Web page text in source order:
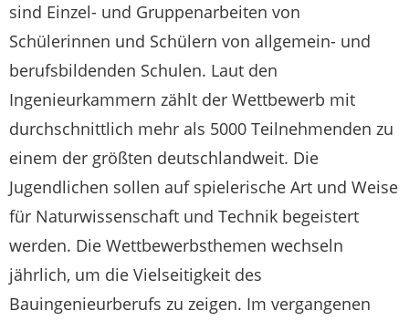
sind Einzel- und Gruppenarbeiten von
Schülerinnen und Schülern von allgemein- und
berufsbildenden Schulen. Laut den
Ingenieurkammern zählt der Wettbewerb mit
durchschnittlich mehr als 5000 Teilnehmenden zu
einem der größten deutschlandweit. Die
Jugendlichen sollen auf spielerische Art und Weise
für Naturwissenschaft und Technik begeistert
werden. Die Wettbewerbsthemen wechseln
jährlich, um die Vielseitigkeit des
Bauingenieurberufs zu zeigen. Im vergangenen